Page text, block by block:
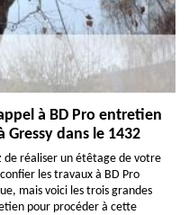
à BD Pro entretien
dans le 1432
de réaliser un étêtage de votre
les travaux à BD Pro
mais voici les trois grandes
pour procéder à cette